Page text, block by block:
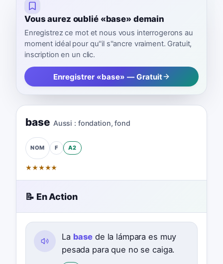
Vous aurez oublié «base» demain
Enregistrez ce mot et nous vous interrogerons au
moment idéal pour qu''il s''ancre vraiment. Gratuit,
inscription en un clic.
Enregistrer «base» — Gratuit
base Aussi : fondation,fond
NOM F A2
★★★★★
📝 En Action
La base de la lámpara es muy
pesada para que no se caiga.